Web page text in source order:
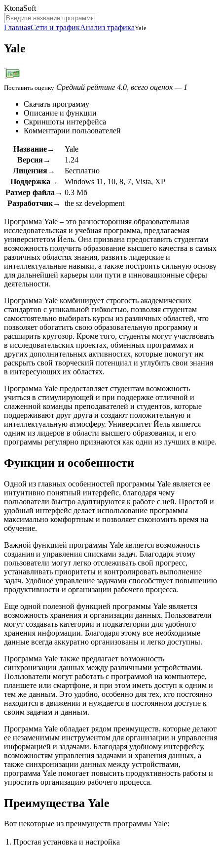
KtonaSoft
ГлавнаяСети и трафикАнализ трафикаYale
Yale
Поставить оценку Средний рейтинг 4.0, всего оценок — 1
Скачать программу
Описание и функции
Скриншоты интерфейса
Комментарии пользователей
Название→
Yale
Версия→
1.24
Лицензия→
Бесплатно
Поддержка→
Windows 11, 10, 8, 7, Vista, XP
Размер файла→ 0.3 Мб
Разработчик→
the sz development
Программа Yale – это разносторонняя образовательная
исследовательская и учебная программа, предлагаемая
университетом Йель. Она призвана предоставить студентам
возможность получить образование высшего качества в самых
различных областях знания, развить лидерские и
интеллектуальные навыки, а также построить сильную основу
для дальнейшей карьеры или пути в инновационные сферы
деятельности.
Программа Yale комбинирует строгость академических
стандартов с уникальной гибкостью, позволяя студентам
самостоятельно выбирать курсы из различных областей, что
позволяет обогатить свою образовательную программу и
расширить кругозор. Кроме того, студенты могут участвовать
в исследовательских проектах, обменных программах и
других дополнительных активностях, которые помогут им
раскрыть свой творческий потенциал и углубить свои знания
в интересующих их областях.
Программа Yale предоставляет студентам возможность
учиться в стимулирующей и при поддержке отличной и
слаженной команды преподавателей и студентов, которые
поддерживают друг друга и создают положительную и
интеллектуальную атмосферу. Университет Йель является
одним из лидеров в области высшего образования, и его
программы регулярно признаются как одни из лучших в мире.
Функции и особенности
Одной из главных особенностей программы Yale является ее
интуитивно понятный интерфейс, благодаря чему
пользователи быстро адаптируются к работе с ней. Простой и
удобный интерфейс делает использование программы
максимально комфортным и позволяет сэкономить время на
обучение.
Важной функцией программы Yale является возможность
создания и управления списками задач. Благодаря этому
пользователи могут легко отслеживать свой прогресс,
устанавливать приоритеты и контролировать выполнение
задач. Удобное управление задачами способствует повышению
продуктивности и организации рабочего процесса.
Еще одной полезной функцией программы Yale является
возможность хранения и организации данных. Пользователи
могут создавать категории и подкатегории для удобного
хранения информации. Благодаря этому все необходимые
данные всегда аккуратно организованы и легко доступны.
Программа Yale также предлагает возможность
синхронизации данных между различными устройствами.
Пользователи могут работать с программой на компьютере,
планшете или смартфоне, и при этом иметь доступ к одним и
тем же данным. Это удобно, особенно для тех, кто постоянно
находится в движении и нуждается в постоянном доступе к
своим задачам и данным.
Программа Yale обладает рядом преимуществ, которые делают
ее незаменимым инструментом для организации и управления
информацией и задачами. Благодаря удобному интерфейсу,
возможностям управления задачами и хранения данных, а
также синхронизации данных между устройствами,
программа Yale помогает повысить продуктивность работы и
упростить организацию рабочего процесса.
Преимущества Yale
Вот некоторые из преимуществ программы Yale:
1. Простая установка и настройка